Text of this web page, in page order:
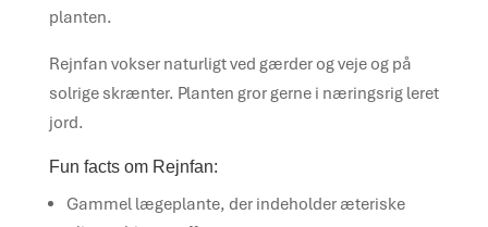
planten.
Rejnfan vokser naturligt ved gærder og veje og på
solrige skrænter. Planten gror gerne i næringsrig leret
jord.
Fun facts om Rejnfan:
Gammel lægeplante, der indeholder æteriske